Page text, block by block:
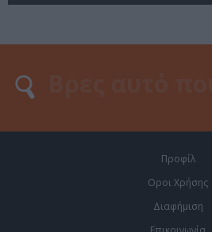
Προφίλ
Οροι Χρήσης
Διαφήμιση